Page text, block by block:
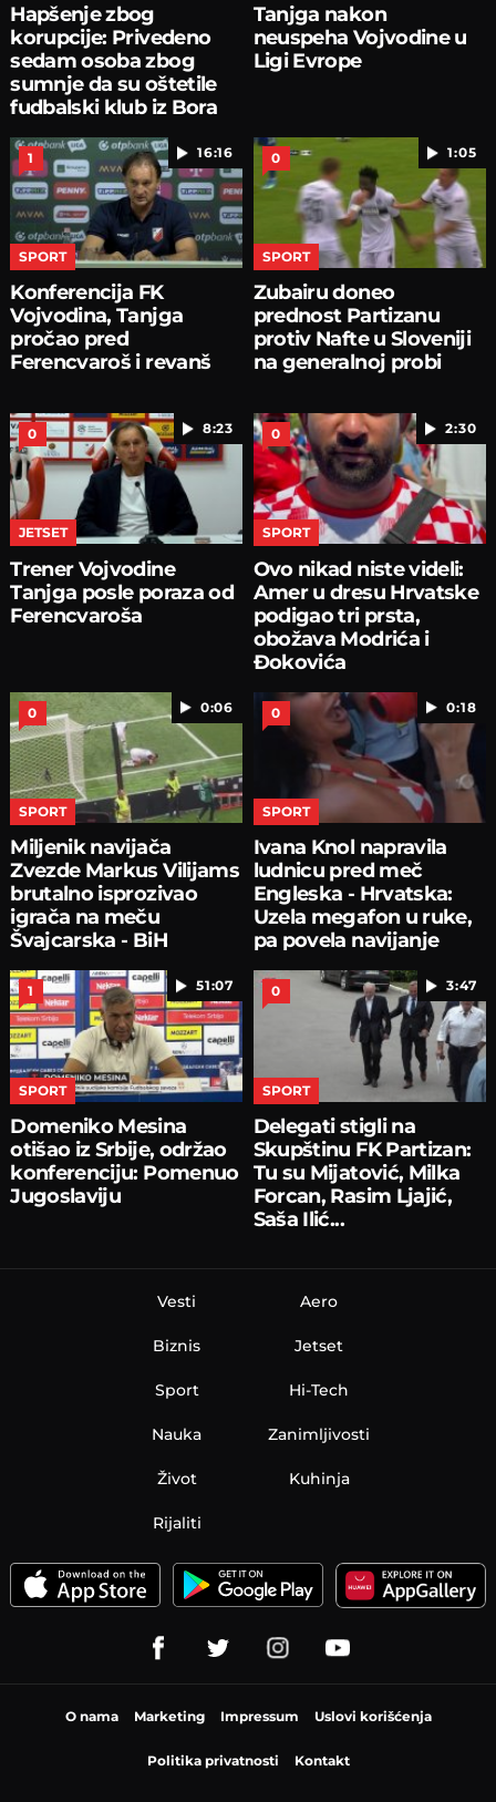
Hapšenje zbog
korupcije: Privedeno
sedam osoba zbog
sumnje da su oštetile
fudbalski klub iz Bora
Tanjga nakon
neuspeha Vojvodine u
Ligi Evrope
16:16
1
SPORT
Konferencija FK
Vojvodina, Tanjga
pročao pred
Ferencvaroš i revanš
1:05
0
SPORT
Zubairu doneo
prednost Partizanu
protiv Nafte u Sloveniji
na generalnoj probi
8:23
0
JETSET
Trener Vojvodine
Tanjga posle poraza od
Ferencvaroša
2:30
0
SPORT
Ovo nikad niste videli:
Amer u dresu Hrvatske
podigao tri prsta,
obožava Modrića i
Đokovića
0:06
0
SPORT
Miljenik navijača
Zvezde Markus Vilijams
brutalno isprozivao
igrača na meču
Švajcarska - BiH
0:18
0
SPORT
Ivana Knol napravila
ludnicu pred meč
Engleska - Hrvatska:
Uzela megafon u ruke,
pa povela navijanje
51:07
1
SPORT
Domeniko Mesina
otišao iz Srbije, održao
konferenciju: Pomenuo
Jugoslaviju
3:47
0
SPORT
Delegati stigli na
Skupštinu FK Partizan:
Tu su Mijatović, Milka
Forcan, Rasim Ljajić,
Saša Ilić...
Vesti
Biznis
Sport
Nauka
Aero
Jetset
Hi-Tech
Zanimljivosti
Život Kuhinja
Rijaliti
O nama Marketing Impressum Uslovi korišćenja
Politika privatnosti Kontakt